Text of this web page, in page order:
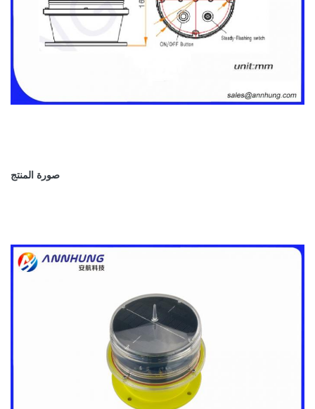
منظمة الطيران المدني
الشمسية
ضوء العائق ، ملحق الايكاو ، المجلد 14
صورة المنتج